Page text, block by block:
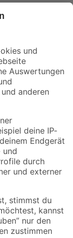
verpassen!